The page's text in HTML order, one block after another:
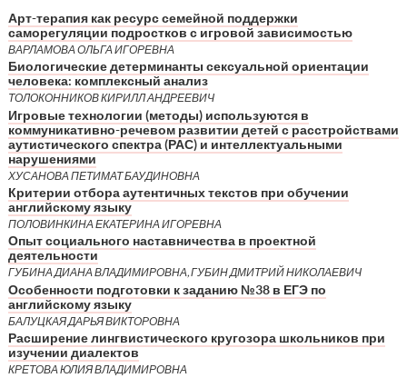
Арт-терапия как ресурс семейной поддержки
саморегуляции подростков с игровой зависимостью
ВАРЛАМОВА ОЛЬГА ИГОРЕВНА
Биологические детерминанты сексуальной ориентации
человека: комплексный анализ
ТОЛОКОННИКОВ КИРИЛЛ АНДРЕЕВИЧ
Игровые технологии (методы) используются в
коммуникативно-речевом развитии детей с расстройствами
аутистического спектра (РАС) и интеллектуальными
нарушениями
ХУСАНОВА ПЕТИМАТ БАУДИНОВНА
Критерии отбора аутентичных текстов при обучении
английскому языку
ПОЛОВИНКИНА ЕКАТЕРИНА ИГОРЕВНА
Опыт социального наставничества в проектной
деятельности
ГУБИНА ДИАНА ВЛАДИМИРОВНА, ГУБИН ДМИТРИЙ НИКОЛАЕВИЧ
Особенности подготовки к заданию №38 в ЕГЭ по
английскому языку
БАЛУЦКАЯ ДАРЬЯ ВИКТОРОВНА
Расширение лингвистического кругозора школьников при
изучении диалектов
КРЕТОВА ЮЛИЯ ВЛАДИМИРОВНА